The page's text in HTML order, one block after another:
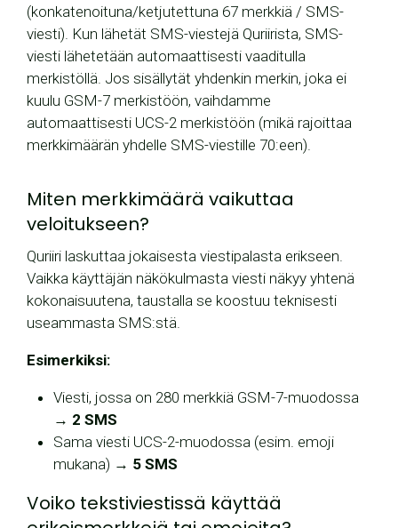
(konkatenoituna/ketjutettuna 67 merkkiä / SMS-
viesti). Kun lähetät SMS-viestejä Quriirista, SMS-
viesti lähetetään automaattisesti vaaditulla
merkistöllä. Jos sisällytät yhdenkin merkin, joka ei
kuulu GSM-7 merkistöön, vaihdamme
automaattisesti UCS-2 merkistöön (mikä rajoittaa
merkkimäärän yhdelle SMS-viestille 70:een).
Miten merkkimäärä vaikuttaa
veloitukseen?
Quriiri laskuttaa jokaisesta viestipalasta erikseen.
Vaikka käyttäjän näkökulmasta viesti näkyy yhtenä
kokonaisuutena, taustalla se koostuu teknisesti
useammasta SMS:stä.
Esimerkiksi:
Viesti, jossa on 280 merkkiä GSM-7-muodossa
→ 2 SMS
Sama viesti UCS-2-muodossa (esim. emoji
mukana) → 5 SMS
Voiko tekstiviestissä käyttää